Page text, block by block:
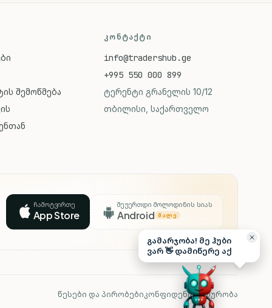
შემოწმება
ᲙᲝᲜᲢᲐᲥᲢᲘ
info@tradershub.ge
+995 550 000 899
ტერენტი გრანელის 10/12
თბილისი, საქართველო
ჩამოტვირთე
App Store
შეუერთდი მოლოდინის სიას
Android ᲛᲐᲚᲔ
წესები და პირობები კონფიდენციალურობა
გამარჯობა! მე ჰუბი
ვარ 👋 დამიწერე აქ